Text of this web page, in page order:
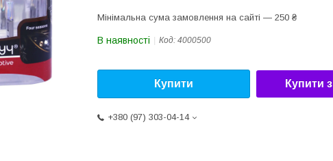
Мінімальна сума замовлення на сайті — 250 ₴
В наявності Код: 4000500
Купити Купити з
+380 (97) 303-04-14